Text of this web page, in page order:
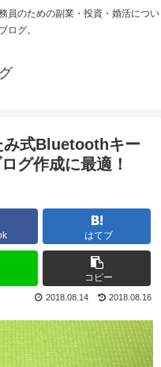
員のための副業・投資・婚活につい
ログ。
式Bluetoothキー
グ作成に最適！
はてブ
コピー
2018.08.16
2018.08.14